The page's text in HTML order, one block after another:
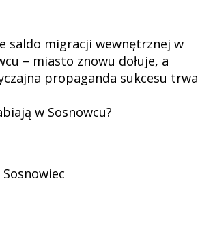
saldo migracji wewnętrznej w
– miasto znowu dołuje, a
propaganda sukcesu trwa
w Sosnowcu?